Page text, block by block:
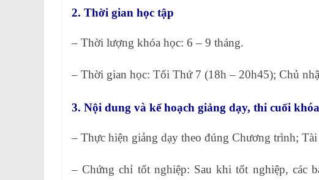
2. Thời gian học tập
– Thời lượng khóa học: 6 – 9 tháng.
– Thời gian học: Tối Thứ 7 (18h – 20h45); Chủ
3. Nội dung và kế hoạch giảng dạy, thi cuối khóa
– Thực hiện giảng dạy theo đúng Chương trình;
– Chứng chỉ tốt nghiệp: Sau khi tốt nghiệp, các